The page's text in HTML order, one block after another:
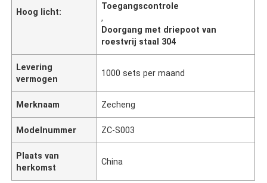
Hoog licht:
Toegangscontrole
,
Doorgang met driepoot van
roestvrij staal 304
Levering
vermogen
1000 sets per maand
Merknaam Zecheng
Modelnummer ZC-S003
Plaats van
herkomst
China